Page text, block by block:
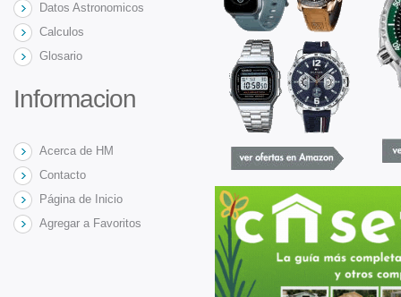
Datos Astronomicos
Calculos
Glosario
Informacion
Acerca de HM
Contacto
Página de Inicio
Agregar a Favoritos